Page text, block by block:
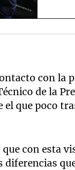
con la
de la
el que poco
con esta
diferencias